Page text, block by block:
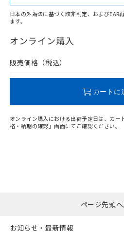
在庫等で未対応品が混在する可能
問い合わせください。
日本の外為法に基づく該非判定、およびEAR
ます。
オンライン購入
販売価格（税込）
カートに
オンライン購入における出荷予定日は、カー
格・納期の確認」画面にてご確認ください。
ページ先頭
お知らせ・最新情報